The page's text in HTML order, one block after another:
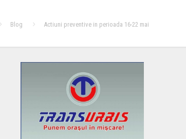
Blog Actiuni preventive in perioada 16-22 mai